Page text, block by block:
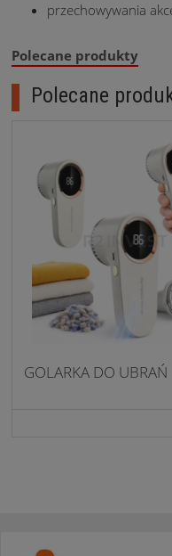
przechowywania
Polecane produkty
Polecane
GOLARKA DO UBRAŃ